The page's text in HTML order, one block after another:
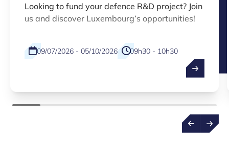
Looking to fund your defence R&D project? Join
us and discover Luxembourg’s opportunities!
09/07/2026 - 05/10/2026
09h30 - 10h30